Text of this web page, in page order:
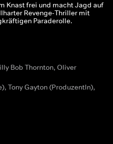
Knast frei und macht Jagd auf
Revenge-Thriller mit
Paraderolle.
Bob Thornton, Oliver
Tony Gayton (ProduzentIn),